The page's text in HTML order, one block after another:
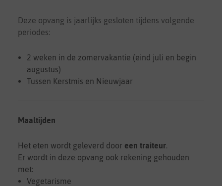
Deze opvang is jaarlijks gesloten tijdens volgende
periodes:
2 weken in de zomervakantie (eind juli en begin
augustus)
Tussen Kerstmis en Nieuwjaar
Maaltijden
Het eten wordt geleverd door een traiteur
Er wordt in deze opvang ook rekening gehouden
met:
Vegetarisme